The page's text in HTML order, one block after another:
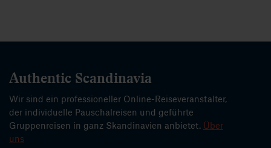
Authentic Scandinavia
Wir sind ein professioneller Online-Reiseveranstalter,
der individuelle Pauschalreisen und geführte
Gruppenreisen in ganz Skandinavien anbietet. Über
uns